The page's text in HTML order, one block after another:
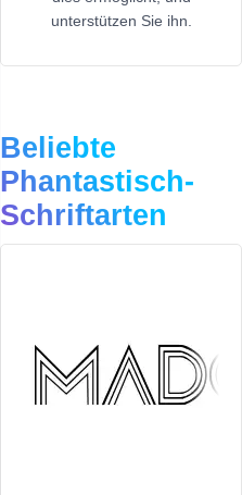
unterstützen Sie ihn.
Beliebte
Phantastisch-
Schriftarten